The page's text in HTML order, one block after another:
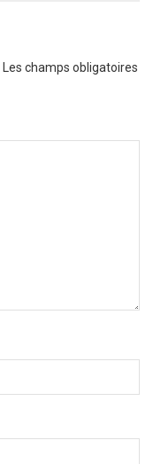
Les champs obligatoires